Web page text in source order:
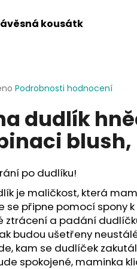
kousátka
Podrobnosti hodnocení
dudlík
blush,
po dudlíku!
je maličkost, která
se připne pomocí spony
ztrácení a padání
budou ušetřeny
kam se dudlíček
spokojené, maminka